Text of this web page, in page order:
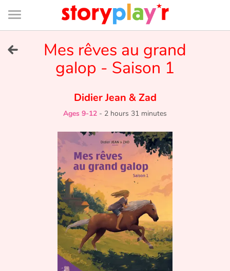
Connexion
Bibliothèque
de
page
Tales and classics in french
Fable, myth, literature and poetry
Princesses and princes, kings, queens and dragons
Mes rêves au grand
galop - Saison 1
Didier Jean &Zad
Ages 9-12 - 2 hours 31 minutes